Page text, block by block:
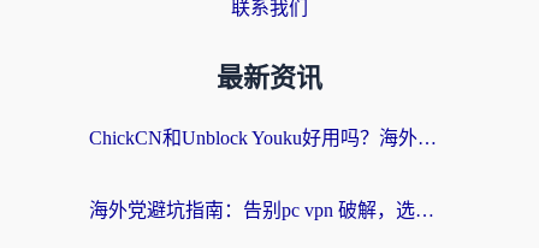
联系我们
最新资讯
ChickCN和Unblock Youku好用吗？海外党亲测3款回国加速器，附iOS免费选择指南
海外党避坑指南：告别pc vpn 破解，选对回国加速器轻松访问国内资源